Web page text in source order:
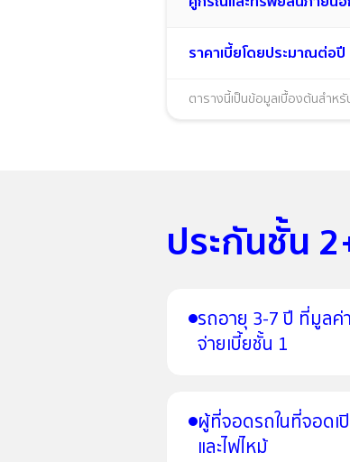
ราคาเบี้ยโดยประมาณต่อปี
ตารางนี้เป็นข้อมูลเบื้องต้นสำหรั
ประกันชั้น
รถอายุ 3-7 ปี ที่มูลค่
จ่ายเบี้ยชั้น 1
ผู้ที่จอดรถในที่จอดเ
และไฟไหม้